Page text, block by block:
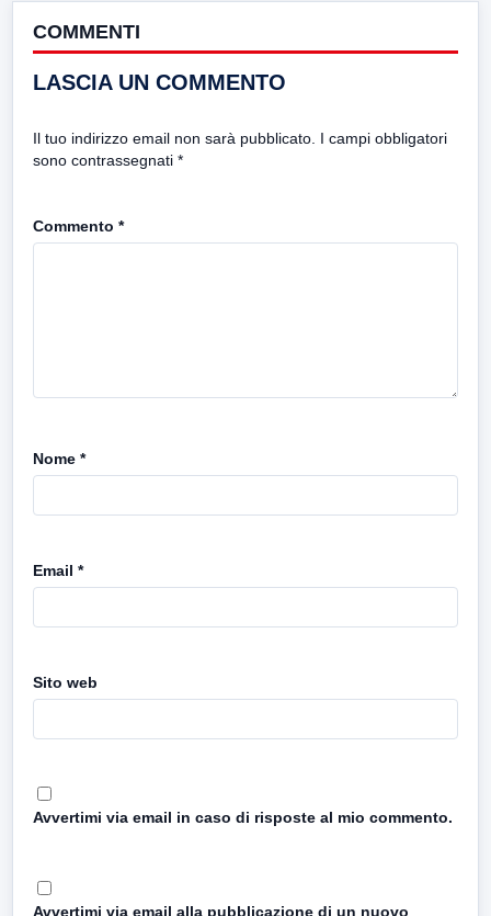
COMMENTI
LASCIA UN COMMENTO
Il tuo indirizzo email non sarà pubblicato. I campi obbligatori
sono contrassegnati *
Commento *
Nome *
Email *
Sito web
Avvertimi via email in caso di risposte al mio commento.
Avvertimi via email alla pubblicazione di un nuovo